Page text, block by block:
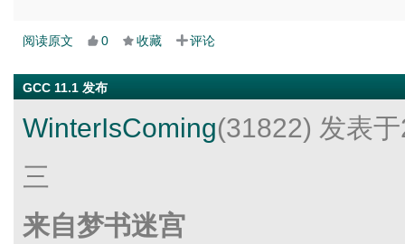
阅读原文 0 收藏 评论
GCC 11.1 发布
WinterIsComing(31822) 发表
三
来自梦书迷宫